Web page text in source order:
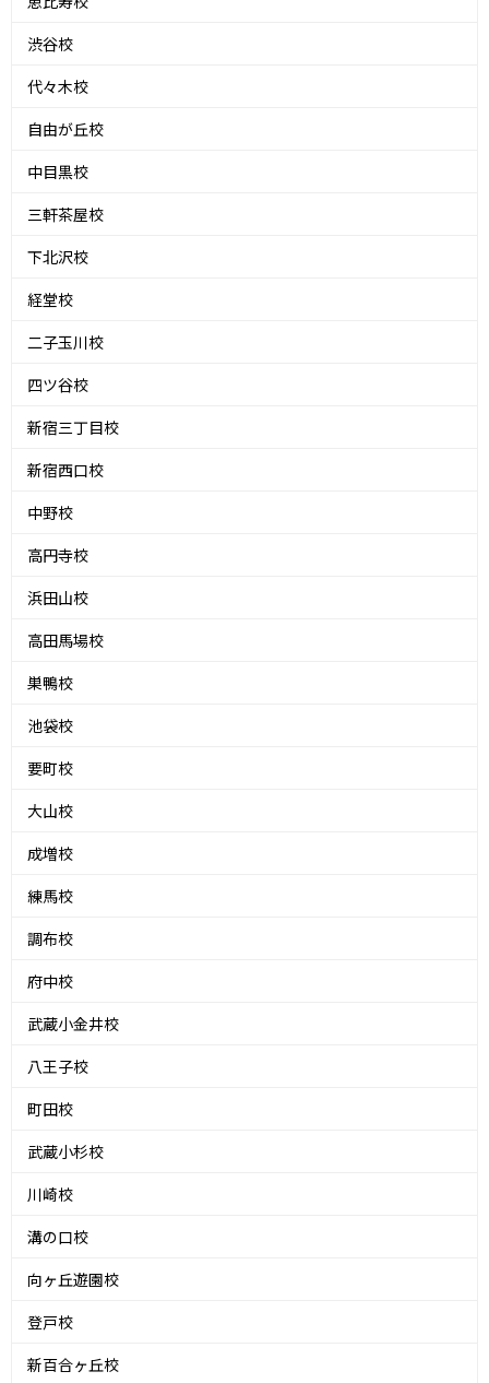
渋谷校
代々木校
自由が丘校
中目黒校
三軒茶屋校
下北沢校
経堂校
二子玉川校
四ツ谷校
新宿三丁目校
新宿西口校
中野校
高円寺校
浜田山校
高田馬場校
巣鴨校
池袋校
要町校
大山校
成増校
練馬校
調布校
府中校
武蔵小金井校
八王子校
町田校
武蔵小杉校
川崎校
溝の口校
向ヶ丘遊園校
登戸校
新百合ヶ丘校